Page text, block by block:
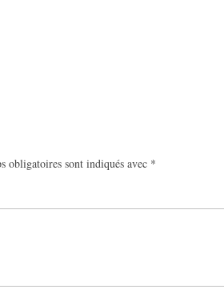
obligatoires sont indiqués avec *